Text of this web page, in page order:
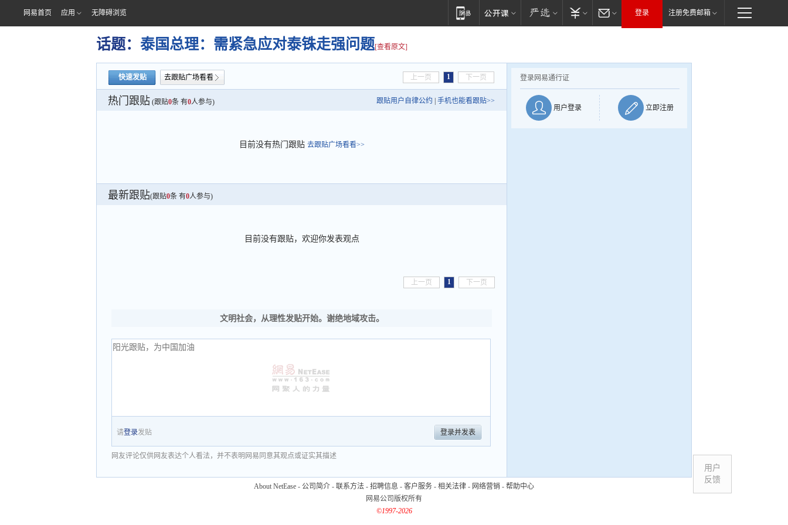
网易首页 应用 无障碍浏览 登录 注册免费邮箱
话题： 泰国总理：需紧急应对泰铢走强问题[查看原文]
快速发贴 去跟贴广场看看 上一页 1 下一页
热门跟贴 (跟贴0条 有0人参与) 跟贴用户自律公约 手机也能看跟贴>>
目前没有热门跟贴 去跟贴广场看看>>
最新跟贴(跟贴0条 有0人参与)
目前没有跟贴，欢迎你发表观点
上一页 1 下一页
文明社会，从理性发贴开始。谢绝地域攻击。
请登录发贴 登录并发表
网友评论仅供网友表达个人看法，并不表明网易同意其观点或证实其描述
登录网易通行证
用户登录 立即注册
用户
反馈
About NetEase - 公司简介 - 联系方法 - 招聘信息 - 客户服务 - 相关法律 - 网络营销 - 帮助中心
网易公司版权所有
©1997-2026